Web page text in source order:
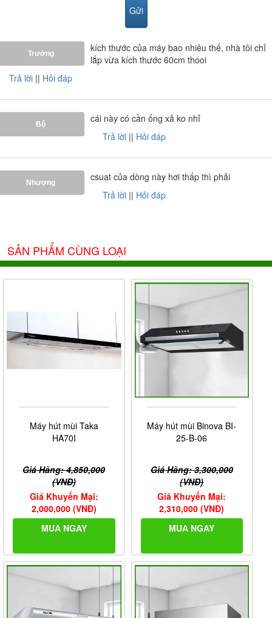
Trưởng
kích thước của máy bao nhiêu thế, nhà tôi chỉ
lắp vừa kích thước 60cm thooi
Trả lời || Hỏi đáp
Bộ
cái này có cần ống xả ko nhỉ
Trả lời || Hỏi đáp
Nhượng
csuat của dòng này hơi thấp thì phải
Trả lời || Hỏi đáp
SẢN PHẨM CÙNG LOẠI
Máy hút mùi Taka
HA70I
Giá Hãng: 4,850,000
(VNĐ)
Giá Khuyến Mại:
2,000,000 (VNĐ)
MUA NGAY
Máy hút mùi Binova BI-
25-B-06
Giá Hãng: 3,300,000
(VNĐ)
Giá Khuyến Mại:
2,310,000 (VNĐ)
MUA NGAY